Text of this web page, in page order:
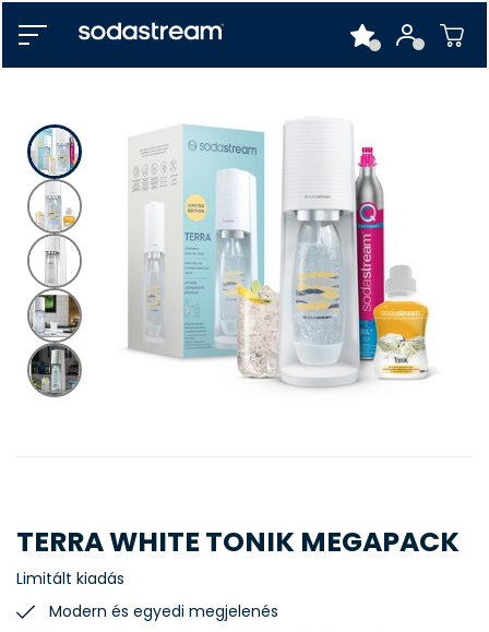
TERRA WHITE TONIK MEGAPACK
Limitált kiadás
Modern és egyedi megjelenés